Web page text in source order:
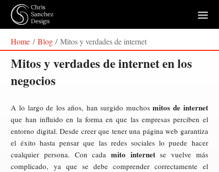
Home / Blog / Mitos y verdades de internet
Mitos y verdades de internet en los
negocios
A lo largo de los años, han surgido muchosmitos de internet
que han influido en la forma en que las empresas perciben el
entorno digital. Desde creer que tener una página web garantiza
el éxito hasta pensar que las redes sociales lo puede hacer
cualquier persona. Con cada mito internetse vuelve más
complicado, ya que se debe comprender correctamente el